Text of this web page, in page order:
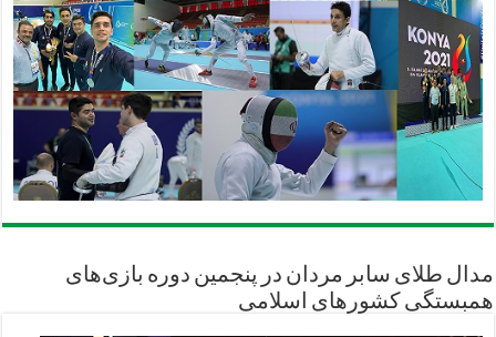
مدال طلای سابر مردان در پنجمین دوره بازی‌های
همبستگی کشورهای اسلامی